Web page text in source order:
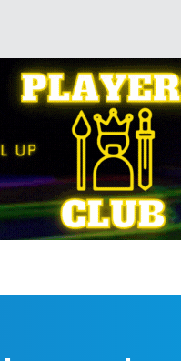
Teikā).»
veiksmju un
ar līdzīgi
izrādās, ir pat tiem,